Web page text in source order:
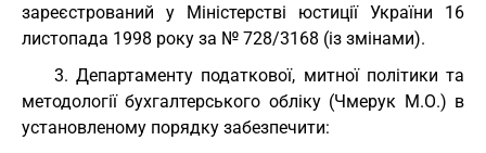
зареєстрований у Міністерстві юстиції України 16
листопада 1998 року за № 728/3168 (із змінами).
3. Департаменту податкової, митної політики та
методології бухгалтерського обліку (Чмерук М.О.) в
установленому порядку забезпечити: